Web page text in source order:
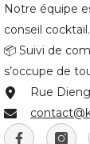
Notre équipe
conseil cocktail.
📦 Suivi de
s’occupe de
Rue